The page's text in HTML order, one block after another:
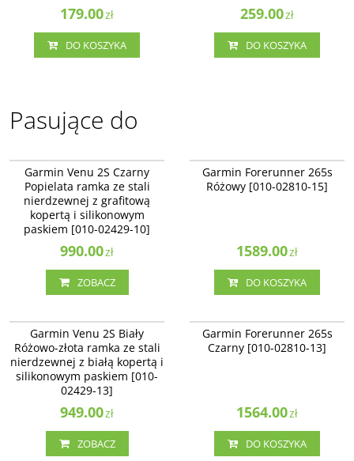
179.00zł
DO KOSZYKA
259.00zł
DO KOSZYKA
Pasujące do
BESTSELLER
Garmin Venu 2S Czarny
Popielata ramka ze stali
nierdzewnej z grafitową
kopertą i silikonowym
paskiem [010-02429-10]
990.00zł
ZOBACZ
NOWOŚĆ
Garmin Forerunner 265s
Różowy [010-02810-15]
1589.00zł
DO KOSZYKA
Garmin Venu 2S Biały
Różowo-złota ramka ze stali
nierdzewnej z białą kopertą i
silikonowym paskiem [010-
02429-13]
949.00zł
ZOBACZ
NOWOŚĆ
Garmin Forerunner 265s
Czarny [010-02810-13]
1564.00zł
DO KOSZYKA